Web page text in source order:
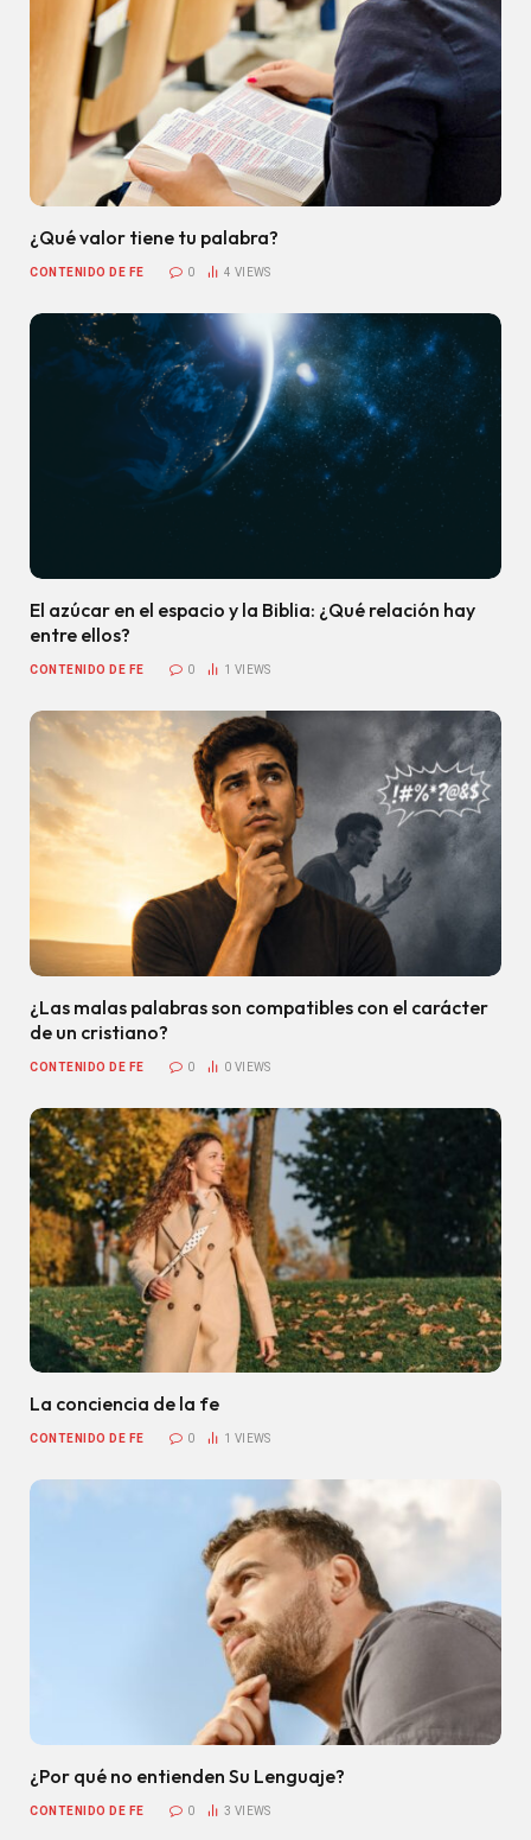
¿Qué valor tiene tu palabra?
CONTENIDO DE FE 0 4VIEWS
El azúcar en el espacio y la Biblia: ¿Qué relación hay
entre ellos?
CONTENIDO DE FE 0 1VIEWS
¿Las malas palabras son compatibles con el carácter
de un cristiano?
CONTENIDO DE FE 0 0VIEWS
La conciencia de la fe
CONTENIDO DE FE 0 1VIEWS
¿Por qué no entienden Su Lenguaje?
CONTENIDO DE FE 0 3VIEWS